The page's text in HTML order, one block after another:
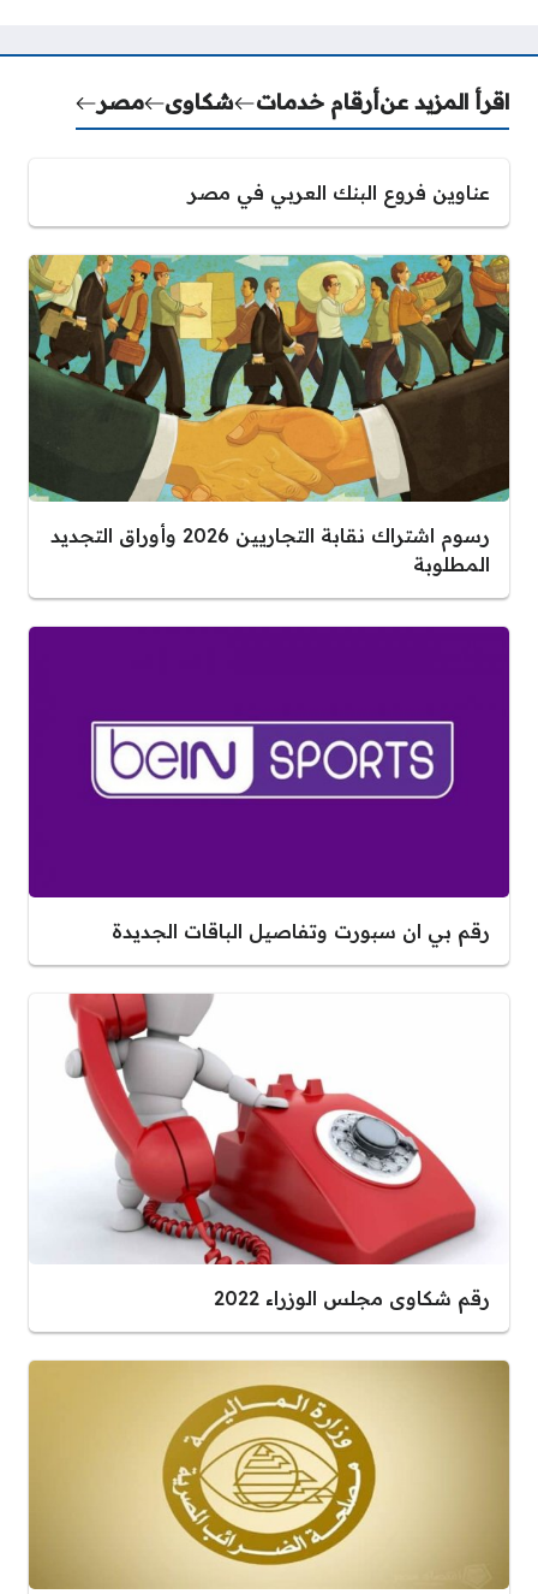
اقرأ المزيد عنأرقام خدمات شكاوى مصر
عناوين فروع البنك العربي في مصر
رسوم اشتراك نقابة التجاريين 2026 وأوراق التجديد
المطلوبة
رقم بي ان سبورت وتفاصيل الباقات الجديدة
رقم شكاوى مجلس الوزراء 2022